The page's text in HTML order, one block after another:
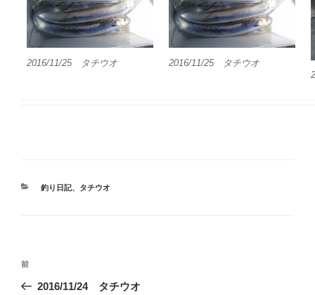
2016/11/25 タチウオ
2016/11/25 タチウオ
カ
釣り日記、 タチウオ
投
前
の
前
2016/11/24 タチウオ